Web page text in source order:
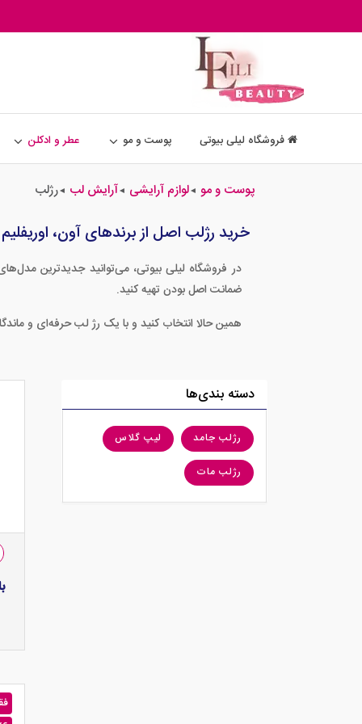
فروشگاه لیلی بیوتی پوست و مو عطر و ادکلن
پوست و مو ◄لوازم آرایشی ◄آرایش لب ◄رژلب
خرید رژلب اصل از برندهای آون،
در فروشگاه لیلی بیوتی، می‌توانید جدیدترین
ضمانت اصل بودن تهیه کنید.
همین حالا انتخاب کنید و با یک رژ لب حرفه‌ای و
دسته بندی‌ها
رژلب جامد لیپ گلاس
رژلب مات